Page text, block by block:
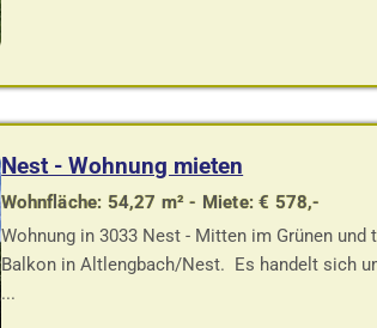
Nest - Wohnung mieten
Wohnfläche: 54,27 m² - Miete: € 578,-
Wohnung in 3033 Nest - Mitten im Grünen
Balkon in Altlengbach/Nest. Es handelt sich
...